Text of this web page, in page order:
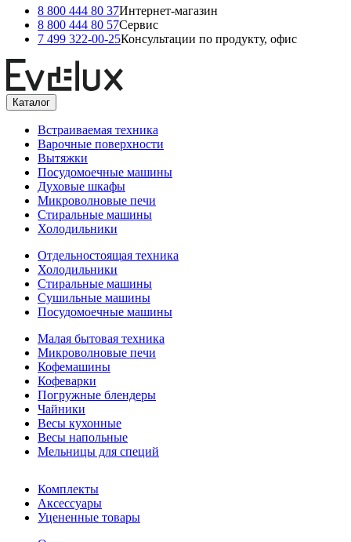
8 800 444 80 37Интернет-магазин
8 800 444 80 57Сервис
7 499 322-00-25Консультации по продукту, офис
Каталог
Встраиваемая техника
Варочные поверхности
Вытяжки
Посудомоечные машины
Духовые шкафы
Микроволновые печи
Стиральные машины
Холодильники
Отдельностоящая техника
Холодильники
Стиральные машины
Сушильные машины
Посудомоечные машины
Малая бытовая техника
Микроволновые печи
Кофемашины
Кофеварки
Погружные блендеры
Чайники
Весы кухонные
Весы напольные
Мельницы для специй
Комплекты
Аксессуары
Уцененные товары